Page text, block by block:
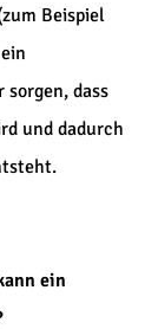
Beispiel
sorgen, dass
und dadurch
ein